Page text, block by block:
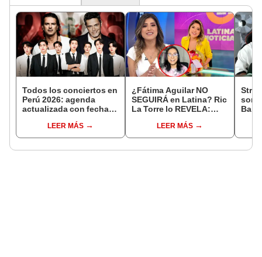
Todos los conciertos en
Perú 2026: agenda
actualizada con fechas,
LEER MÁS
¿Fátima Aguilar NO
SEGUIRÁ en Latina? Ric
La Torre lo REVELA:
LEER MÁS